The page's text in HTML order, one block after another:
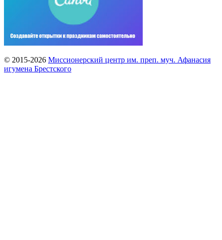
© 2015-2026 Миссионерский центр им. преп. муч. Афанасия
игумена Брестского